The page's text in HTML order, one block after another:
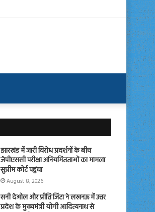
झारखंड में जारी विरोध प्रदर्शनों के बीच
जेपीएससी परीक्षा अनियमितताओं का मामला
सुप्रीम कोर्ट पहुंचा
August 8, 2026
सनी देओल और प्रीति जिंटा ने लखनऊ में उत्तर
प्रदेश के मुख्यमंत्री योगी आदित्यनाथ से